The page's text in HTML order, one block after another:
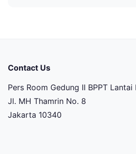
Contact Us
Pers Room Gedung II BPPT Lantai
Jl. MH Thamrin No. 8
Jakarta 10340